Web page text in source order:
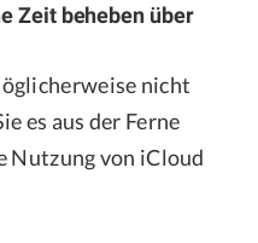
Zeit beheben über
nicht
es aus der Ferne
Nutzung von iCloud